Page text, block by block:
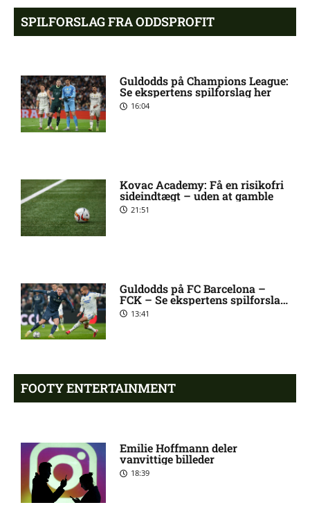
Atlético forbereder bud på
Tottenham-anfører
10:23 pm
målmand til Spanien
Roma enig med Atlético om
Chelsea sælger Chalobah til
Como
10:06 pm
Salah lander i Tyrkiet til
chokskifte
10:00 pm
KFUM Oslo: Optakt,
forventede opstillinger,
skader og karantæner
[2026/08/07]
SPILFORSLAG FRA ODDSPROFIT
Guldodds på Champions League:
Se ekspertens spilforslag her
16:04
Kovac Academy: Få en risikofri
sideindtægt – uden at gamble
21:51
Guldodds på FC Barcelona –
FCK – Se ekspertens spilforslag
her13:41
FOOTY ENTERTAINMENT
Emilie Hoffmann deler
vanvittige billeder
18:39